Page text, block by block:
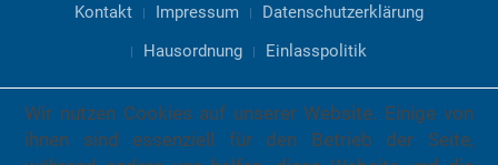
Kontakt Impressum
Datenschutzerklärung
Hausordnung
Einlasspolitik
Wir nutzen Cookies auf unserer Website. Einige von
ihnen sind essenziell für den Betrieb der Seite,